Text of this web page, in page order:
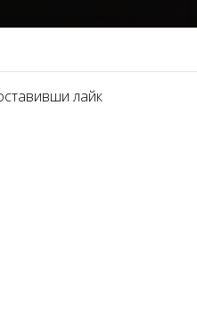
2021 ПРО ПРЕМІЮ
консультант в б’юті-
лайк